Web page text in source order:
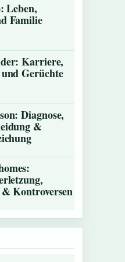
Leben,
Familie
Karriere,
Gerüchte
Diagnose,
&
Kontroversen